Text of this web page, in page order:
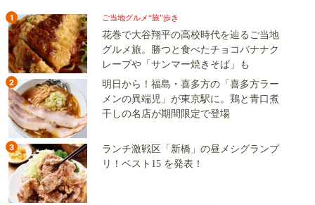
1 ご当地グルメ“旅”歩き
花巻で大谷翔平の高校時代を辿るご当地
グルメ旅。勝つと食べたチョコバナナク
レープや「サンマー焼きそば」も
2
明日から！福島・喜多方の「喜多方ラー
メンの異端児」が東京駅に。鶏と青口煮
干しの名店が期間限定で登場
3
ランチ激戦区「新橋」の昼メシグランプ
リ！ベスト15 を発表！